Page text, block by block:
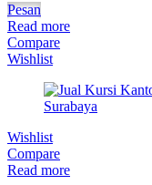
Pesan
Read more
Compare
Wishlist
Wishlist
Compare
Read more